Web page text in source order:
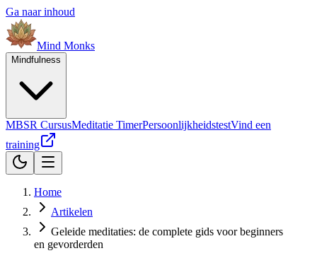
Ga naar inhoud
Mind Monks
Mindfulness
MBSR CursusMeditatie TimerPersoonlijkheidstestVind een
training
Home
Artikelen
Geleide meditaties: de complete gids voor beginners
en gevorderden